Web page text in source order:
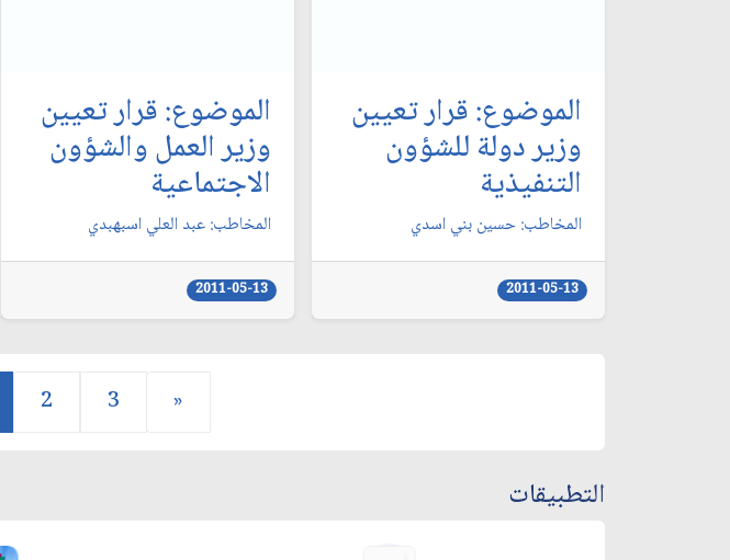
الموضوع: قرار تعيين
وزير دولة للشؤون
التنفيذية
المخاطب: حسين بني اسدي‏
2011-05-13
الموضوع: قرار تعيين
وزير العمل والشؤون
الاجتماعية
المخاطب: عبد العلي اسبهبدي‏
2011-05-13
2 3 »
التطبيقات